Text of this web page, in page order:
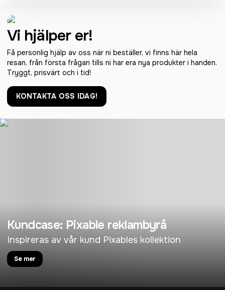
Vi hjälper er!
Få personlig hjälp av oss när ni beställer, vi finns här hela
resan, från första frågan tills ni har era nya produkter i handen.
Tryggt, prisvärt och i tid!
KONTAKTA OSS IDAG!
Kundcase: Pixable reklambyrå
Inspireras av vår kund Pixables kollektion
Se mer